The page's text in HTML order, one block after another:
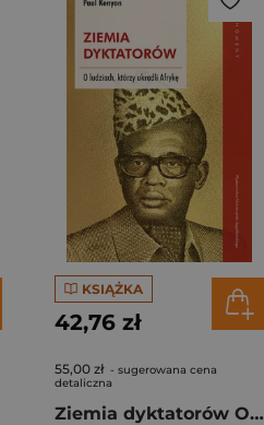
KSIĄŻKA
42,76 zł
55,00 zł - sugerowana cena
detaliczna
Ziemia dyktatorów O ludziach, którzy ukradli Afrykę